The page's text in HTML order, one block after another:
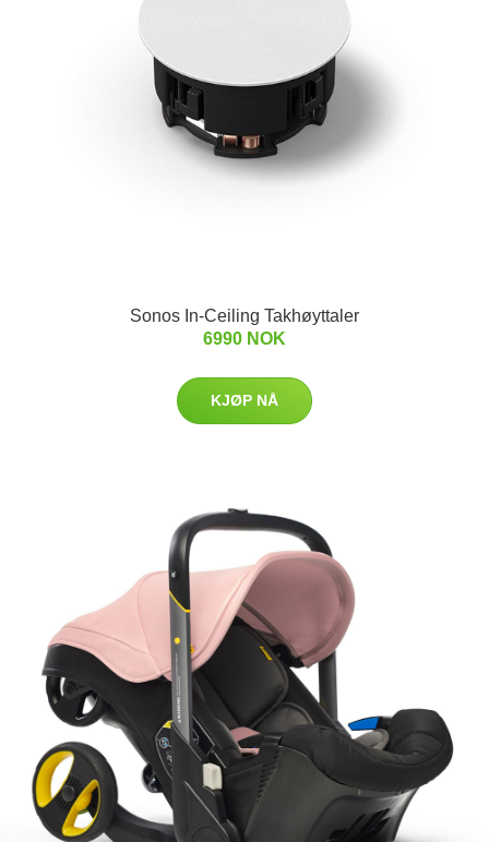
Sonos In-Ceiling Takhøyttaler
6990 NOK
KJØP NÅ